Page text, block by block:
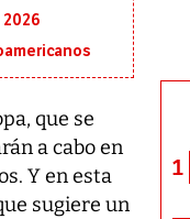
que se
a cabo en
Y en esta
sugiere un
1